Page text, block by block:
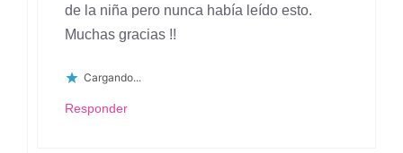
de la niña pero nunca había leído esto.
Muchas gracias !!
Cargando...
Responder